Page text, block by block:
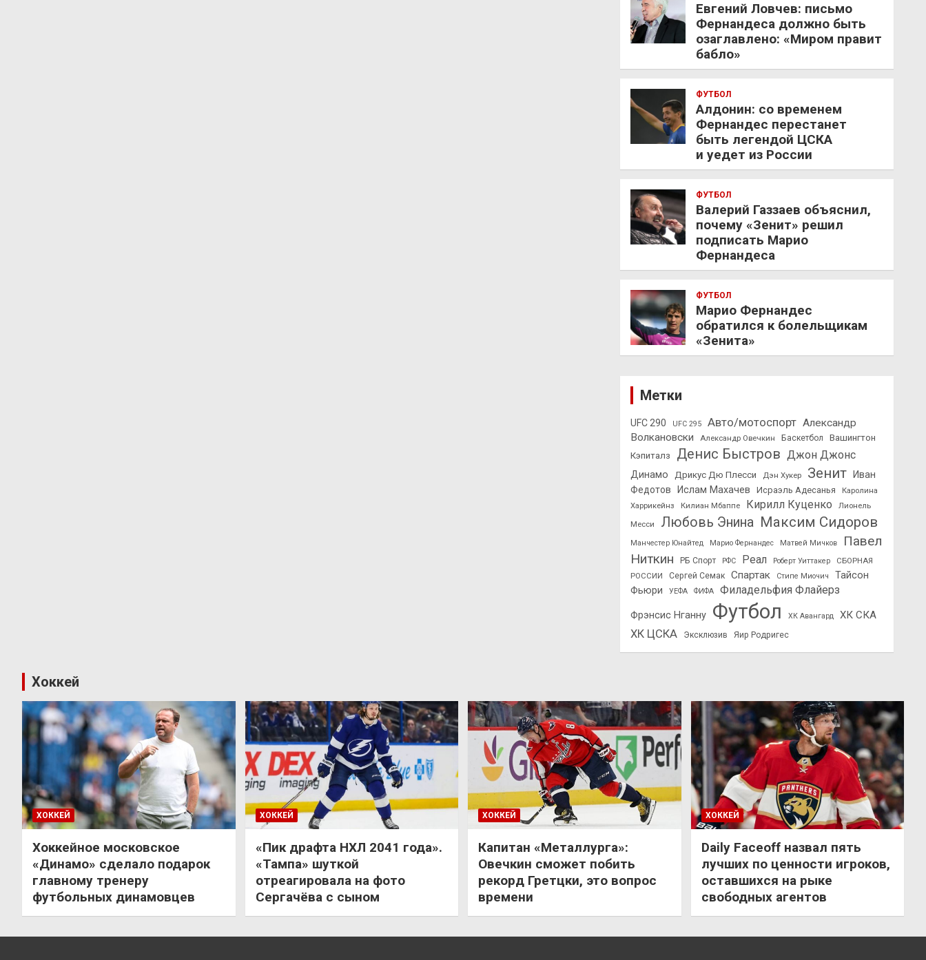
Евгений Ловчев: письмо
Фернандеса должно быть
озаглавлено: «Миром правит
бабло»
ФУТБОЛ
Алдонин: со временем
Фернандес перестанет
быть легендой ЦСКА
и уедет из России
ФУТБОЛ
Валерий Газзаев объяснил,
почему «Зенит» решил
подписать Марио
Фернандеса
ФУТБОЛ
Марио Фернандес
обратился к болельщикам
«Зенита»
Метки
UFC 290 UFC 295 Авто/мотоспорт Александр
Волкановски
Александр Овечкин Баскетбол
Вашингтон
Кэпиталз
Денис Быстров Джон Джонс
Динамо Дрикус Дю Плесси Дэн Хукер Зенит
Иван
Федотов
Ислам Махачев Исраэль Адесанья
Каролина
Харрикейнз
Килиан Мбаппе Кирилл Куценко
Лионель
Месси
Любовь Энина Максим Сидоров
Манчестер Юнайтед Марио Фернандес Матвей Мичков
Павел
Ниткин
РБ Спорт РФС Реал Роберт Уиттакер
СБОРНАЯ
РОССИИ
Сергей Семак Спартак Стипе Миочич
Тайсон
Фьюри
УЕФА ФИФА Филадельфия Флайерз
Фрэнсис Нганну Футбол ХК Авангард ХК СКА
ХК ЦСКА Эксклюзив Яир Родригес
Хоккей
ХОККЕЙ
Хоккейное московское
«Динамо» сделало подарок
главному тренеру
футбольных динамовцев
ХОККЕЙ
«Пик драфта НХЛ 2041 года».
«Тампа» шуткой
отреагировала на фото
Сергачёва с сыном
ХОККЕЙ
Капитан «Металлурга»:
Овечкин сможет побить
рекорд Гретцки, это вопрос
времени
ХОККЕЙ
Daily Faceoff назвал пять
лучших по ценности игроков,
оставшихся на рыке
свободных агентов